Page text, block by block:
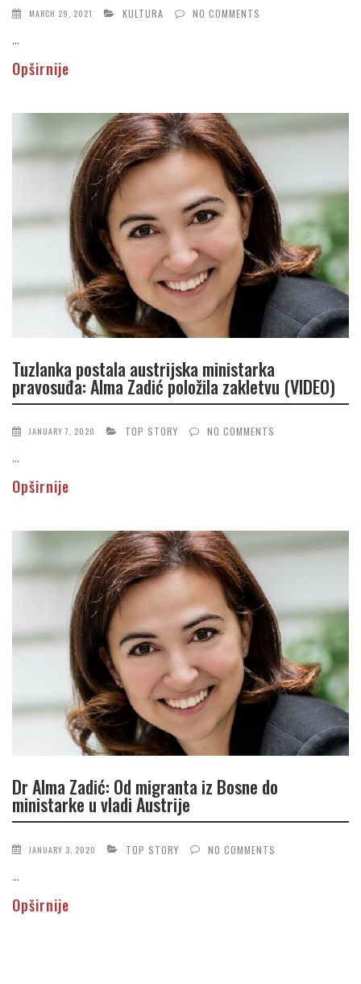
MARCH 29, 2021 KULTURA NO COMMENTS
...
Opširnije
Tuzlanka postala austrijska ministarka
pravosuđa: Alma Zadić položila zakletvu (VIDEO)
JANUARY 7, 2020 TOP STORY NO COMMENTS
...
Opširnije
Dr Alma Zadić: Od migranta iz Bosne do
ministarke u vladi Austrije
JANUARY 3, 2020 TOP STORY NO COMMENTS
...
Opširnije